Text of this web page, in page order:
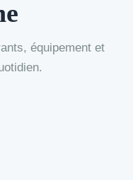
équipement et